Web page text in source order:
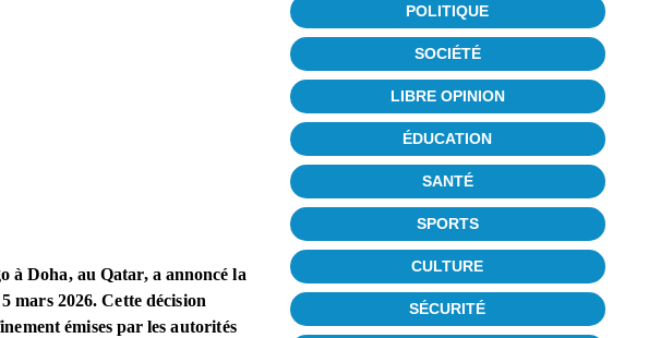
à Doha, au Qatar, a annoncé la
mars 2026. Cette décision
émises par les autorités
POLITIQUE
SOCIÉTÉ
LIBRE OPINION
ÉDUCATION
SANTÉ
SPORTS
CULTURE
SÉCURITÉ